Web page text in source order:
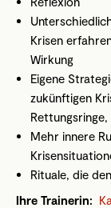
Krisen
Wirkung
Eigene
zukünftigen
Rettungsringe,
Mehr innere
Rituale, die
Ihre Trainerin: